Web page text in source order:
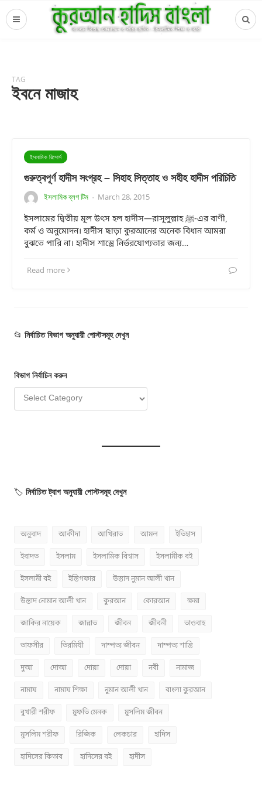
TAG
ইবনে মাজাহ
ইসলামিক রিসোর্স
গুরুত্বপূর্ণ হাদীস সংগ্রহ – সিহাহ সিত্তাহ ও সহীহ হাদীস পরিচিতি
ইসলামিক ব্লগ টিম · March 28, 2015
ইসলামের দ্বিতীয় মূল উৎস হল হাদীস—রাসূলুল্লাহ ﷺ-এর বাণী,
কর্ম ও অনুমোদন। হাদীস ছাড়া কুরআনের অনেক বিধান আমরা
বুঝতে পারি না। হাদীস শাস্ত্রে নির্ভরযোগ্যতার জন্য…
Read more
📂 নির্বাচিত বিভাগ অনুযায়ী পোস্টসমূহ দেখুন
বিভাগ নির্বাচিনকরুন
🏷️ নির্বাচিত ট্যাগ অনুযায়ী পোস্টসমূহ দেখুন
অনুবাদ আকীদা আখিরাত আমল ইতিহাস
ইবাদত ইসলাম ইসলামিক বিশ্বাস ইসলামীক বই
ইসলামী বই ইস্তিগফার উস্তাদ নুমান আলী খান
উস্তাদ নোমান আলী খান কুরআন কোরআন ক্ষমা
জাকির নায়েক জান্নাত জীবন জীবনী তাওবাহ
তাফসীর তিরমিযী দাম্পত্য জীবন দাম্পত্য শান্তি
দুআ দোআ দোয়া দোয়া নবী নামাজ
নামায নামায শিক্ষা নুমান আলী খান বাংলা কুরআন
বুখারী শরীফ মুফতি মেনক মুসলিম জীবন
মুসলিম শরীফ রিজিক লেকচার হাদিস
হাদিসের কিতাব হাদিসের বই হাদীস